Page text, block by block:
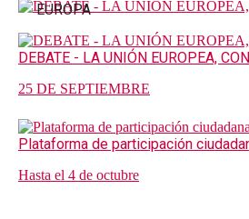
EUROPA
DEBATE - LA UNIÓN EUROPEA,
25 DE SEPTIEMBRE
Plataforma de participación
Hasta el 4 de octubre